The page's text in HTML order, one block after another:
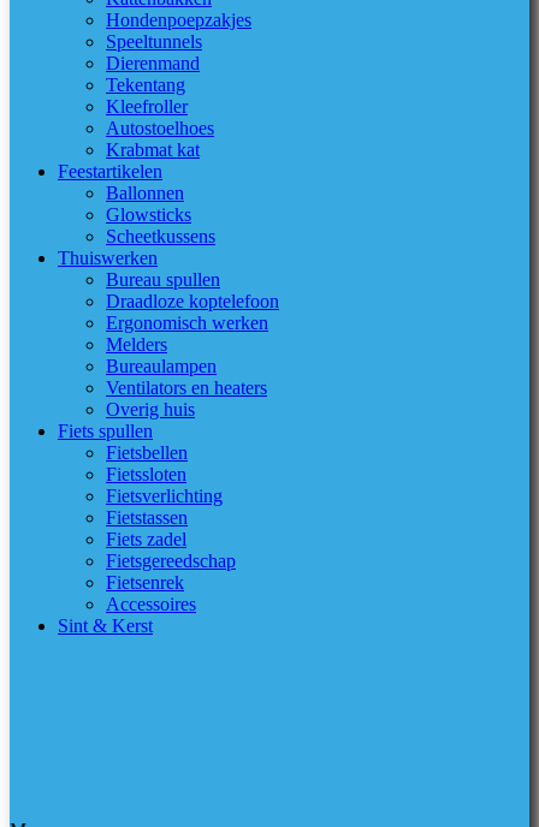
Hondenpoepzakjes
Speeltunnels
Dierenmand
Tekentang
Kleefroller
Autostoelhoes
Krabmat kat
Feestartikelen
Ballonnen
Glowsticks
Scheetkussens
Thuiswerken
Bureau spullen
Draadloze koptelefoon
Ergonomisch werken
Melders
Bureaulampen
Ventilators en heaters
Overig huis
Fiets spullen
Fietsbellen
Fietssloten
Fietsverlichting
Fietstassen
Fiets zadel
Fietsgereedschap
Fietsenrek
Accessoires
Sint & Kerst